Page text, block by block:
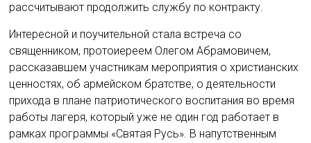
рассчитывают продолжить службу по контракту.
Интересной и поучительной стала встреча со
священником, протоиереем Олегом Абрамовичем,
рассказавшем участникам мероприятия о христианских
ценностях, об армейском братстве, о деятельности
прихода в плане патриотического воспитания во время
работы лагеря, который уже не один год работает в
рамках программы «Святая Русь». В напутственным